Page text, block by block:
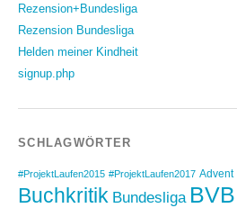
Rezension+Bundesliga
Rezension Bundesliga
Helden meiner Kindheit
signup.php
SCHLAGWÖRTER
#ProjektLaufen2015 #ProjektLaufen2017 Advent
Buchkritik Bundesliga BVB